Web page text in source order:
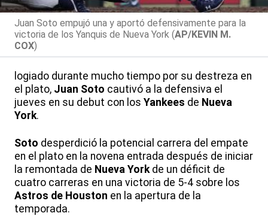
Juan Soto empujó una y aportó defensivamente para la
victoria de los Yanquis de Nueva York (AP/KEVIN M.
COX)
logiado durante mucho tiempo por su destreza en
el plato, Juan Soto cautivó a la defensiva el
jueves en su debut con los Yankees de Nueva
York.
Soto desperdició la potencial carrera del empate
en el plato en la novena entrada después de iniciar
la remontada de Nueva Yorkde un déficit de
cuatro carreras en una victoria de 5-4 sobre los
Astros de Houston en la apertura de la
temporada.